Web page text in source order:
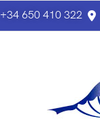
+34 650 410 322